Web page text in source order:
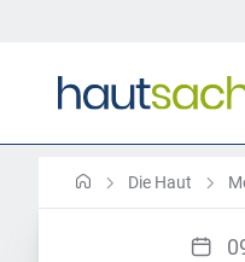
Die Haut